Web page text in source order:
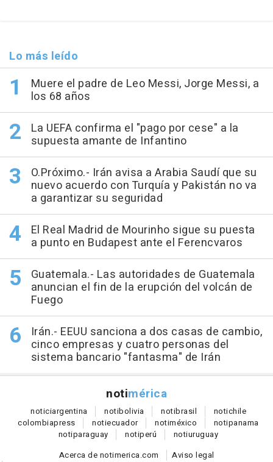
Lo más leído
Muere el padre de Leo Messi, Jorge Messi, a
los 68 años
La UEFA confirma el "pago por cese" a la
supuesta amante de Infantino
O.Próximo.- Irán avisa a Arabia Saudí que su
nuevo acuerdo con Turquía y Pakistán no va
a garantizar su seguridad
El Real Madrid de Mourinho sigue su puesta
a punto en Budapest ante el Ferencvaros
Guatemala.- Las autoridades de Guatemala
anuncian el fin de la erupción del volcán de
Fuego
Irán.- EEUU sanciona a dos casas de cambio,
cinco empresas y cuatro personas del
sistema bancario "fantasma" de Irán
notimérica
noticiargentina notibolivia notibrasil notichile
colombiapress notiecuador notiméxico notipanama
notiparaguay notiperú notiuruguay
Acerca de notimerica.com
Aviso legal